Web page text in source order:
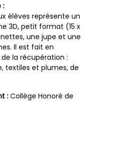
:
élèves représente un
3D, petit format (15 x
une jupe et une
Il est fait en
la récupération :
textiles et plumes, de
: Collège Honoré de